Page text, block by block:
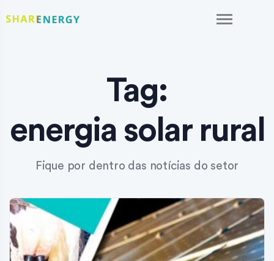
Tag:
energia solar rural
Fique por dentro das notícias do setor